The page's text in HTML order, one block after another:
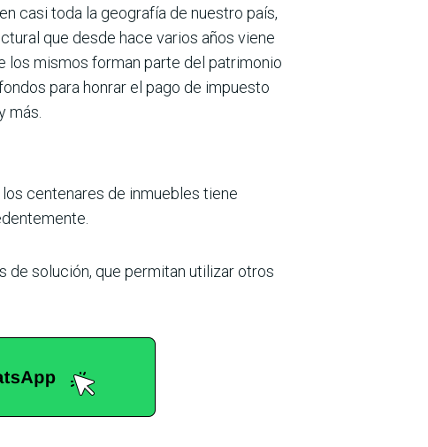
casi toda la geografía de nuestro país,
que desde hace varios años viene
los mismos forman parte del patrimonio
para honrar el pago de impuesto
más.
centenares de inmuebles tiene
de solución, que permitan utilizar otros